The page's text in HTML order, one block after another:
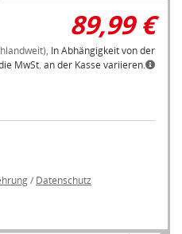
89,99 €
In Abhängigkeit von der
MwSt. an der Kasse variieren.
/ Datenschutz